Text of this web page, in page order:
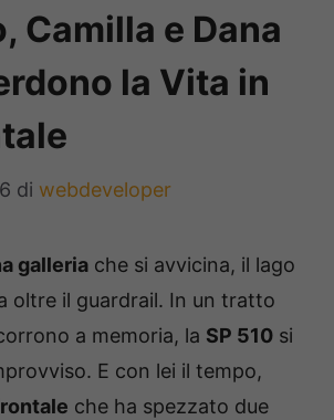
Camilla e Dana
la Vita in
di webdeveloper
galleria che si avvicina, il lago
oltre il guardrail. In un tratto
a memoria, la SP 510 si
E con lei il tempo,
che ha spezzato due